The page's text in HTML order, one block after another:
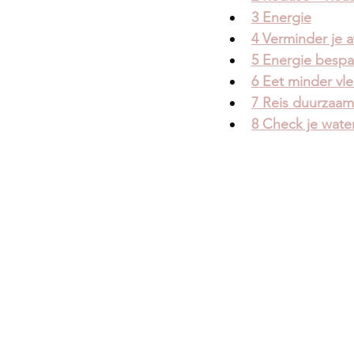
3 Energie
4 Verminder je
5 Energie
6 Eet minder
7 Reis duurzaam
8 Check je